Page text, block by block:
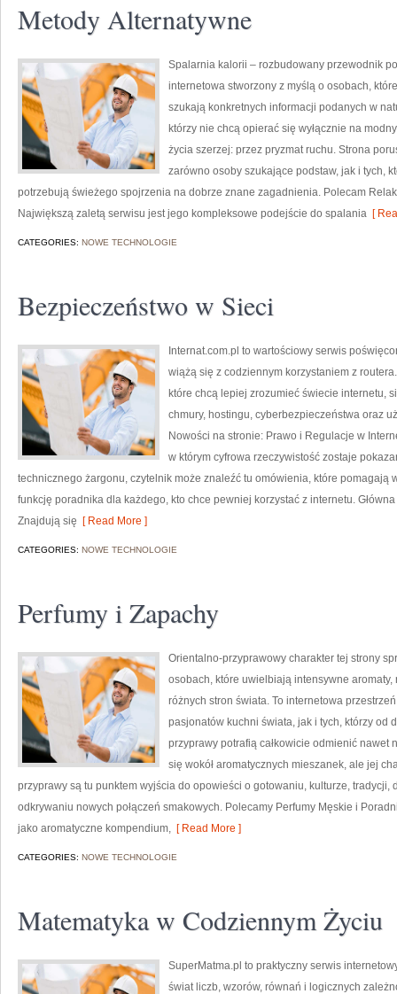
Metody Alternatywne
Spalarnia kalorii – rozbudowany przewodnik
internetowa stworzony z myślą o osobach,
szukają konkretnych informacji podanych w
którzy nie chcą opierać się wyłącznie na
życia szerzej: przez pryzmat ruchu. Strona
zarówno osoby szukające podstaw, jak i tych,
potrzebują świeżego spojrzenia na dobrze znane zagadnienia. Polecam
Największą zaletą serwisu jest jego kompleksowe podejście do spalania [
CATEGORIES: NOWE TECHNOLOGIE
Bezpieczeństwo w Sieci
Internat.com.pl to wartościowy serwis
wiążą się z codziennym korzystaniem z
które chcą lepiej zrozumieć świecie internetu,
chmury, hostingu, cyberbezpieczeństwa oraz
Nowości na stronie: Prawo i Regulacje w
w którym cyfrowa rzeczywistość zostaje
technicznego żargonu, czytelnik może znaleźć tu omówienia, które pomagają
funkcję poradnika dla każdego, kto chce pewniej korzystać z internetu.
Znajdują się [ Read More ]
CATEGORIES: NOWE TECHNOLOGIE
Perfumy i Zapachy
Orientalno-przyprawowy charakter tej strony
osobach, które uwielbiają intensywne
różnych stron świata. To internetowa
pasjonatów kuchni świata, jak i tych, którzy od
przyprawy potrafią całkowicie odmienić nawet
się wokół aromatycznych mieszanek, ale jej
przyprawy są tu punktem wyjścia do opowieści o gotowaniu, kulturze, tradycji,
odkrywaniu nowych połączeń smakowych. Polecamy Perfumy Męskie i
jako aromatyczne kompendium, [ Read More ]
CATEGORIES: NOWE TECHNOLOGIE
Matematyka w Codziennym Życiu
SuperMatma.pl to praktyczny serwis
świat liczb, wzorów, równań i logicznych